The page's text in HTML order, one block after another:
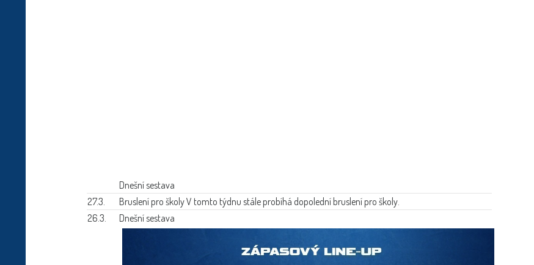
Dnešní sestava
27.3.
Bruslení pro školyV tomto týdnu stále probíhá dopolední bruslení pro školy.
26.3.
Dnešní sestava